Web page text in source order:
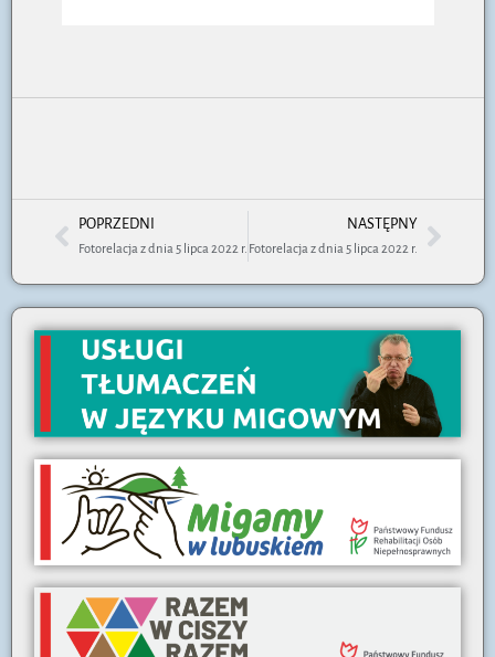
POPRZEDNI
Fotorelacja z dnia 5 lipca 2022 r.
NASTĘPNY
Fotorelacja z dnia 5 lipca 2022 r.